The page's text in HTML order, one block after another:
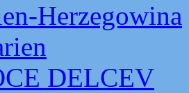
Herzegowina
DELCEV